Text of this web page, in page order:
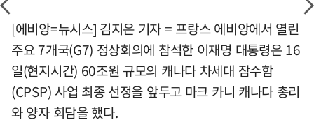
[에비앙=뉴시스] 김지은 기자 = 프랑스 에비앙에서 열린
주요 7개국(G7) 정상회의에 참석한 이재명 대통령은 16
일(현지시간) 60조원 규모의 캐나다 차세대 잠수함
(CPSP) 사업 최종 선정을 앞두고 마크 카니 캐나다 총리
와 양자 회담을 했다.